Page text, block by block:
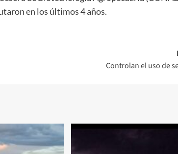
en los últimos 4 años.
Controlan el uso de